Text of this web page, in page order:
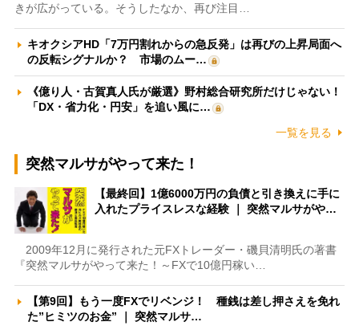
きが広がっている。そうしたなか、再び注目…
キオクシアHD「7万円割れからの急反発」は再びの上昇局面へ
の反転シグナルか？ 市場のムー…
《億り人・古賀真人氏が厳選》野村総合研究所だけじゃない！
「DX・省力化・円安」を追い風に…
一覧を見る
突然マルサがやって来た！
【最終回】1億6000万円の負債と引き換えに手に
入れたプライスレスな経験 ｜ 突然マルサがや…
2009年12月に発行された元FXトレーダー・磯貝清明氏の著書
『突然マルサがやって来た！～FXで10億円稼い…
【第9回】もう一度FXでリベンジ！ 種銭は差し押さえを免れ
た”ヒミツのお金” ｜ 突然マルサ…